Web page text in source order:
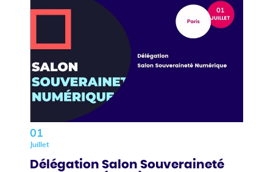
01
Juillet
Délégation Salon Souveraineté